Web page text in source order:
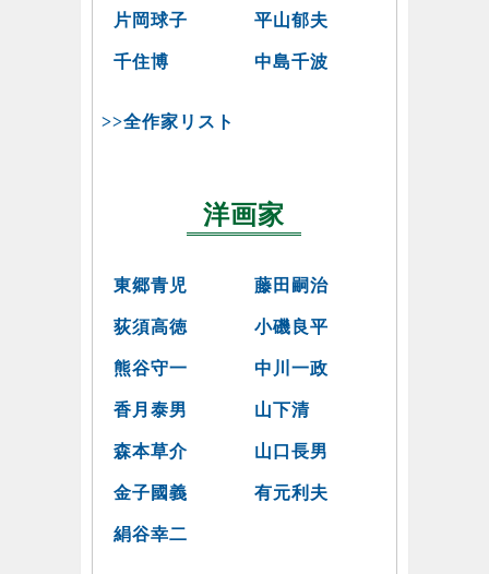
片岡球子 平山郁夫
千住博 中島千波
>>全作家リスト
洋画家
東郷青児 藤田嗣治
荻須高徳 小磯良平
熊谷守一 中川一政
香月泰男 山下清
森本草介 山口長男
金子國義 有元利夫
絹谷幸二